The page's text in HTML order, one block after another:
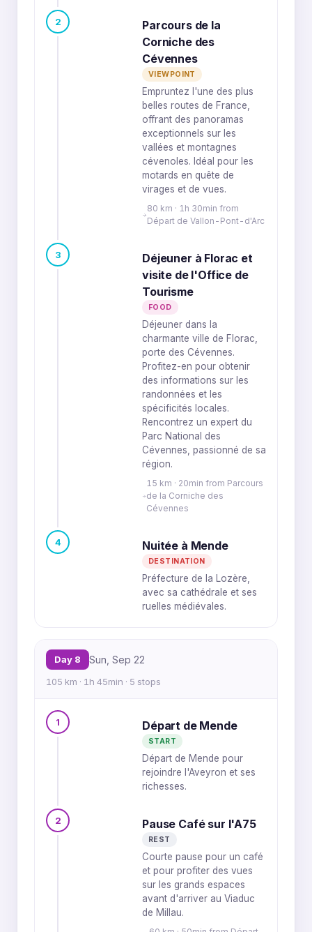
2
Parcours de la
Corniche des
Cévennes
VIEWPOINT
Empruntez l'une des plus
belles routes de France,
offrant des panoramas
exceptionnels sur les
vallées et montagnes
cévenoles. Idéal pour les
motards en quête de
virages et de vues.
80 km · 1h 30min from
Départ de Vallon-Pont-d'Arc
3
Déjeuner à Florac et
visite de l'Office de
Tourisme
FOOD
Déjeuner dans la
charmante ville de Florac,
porte des Cévennes.
Profitez-en pour obtenir
des informations sur les
randonnées et les
spécificités locales.
Rencontrez un expert du
Parc National des
Cévennes, passionné de sa
région.
15 km · 20min from Parcours
de la Corniche des
Cévennes
4 Nuitée à Mende
DESTINATION
Préfecture de la Lozère,
avec sa cathédrale et ses
ruelles médiévales.
Day 8 Sun, Sep 22
105 km · 1h 45min · 5 stops
1 Départ de Mende
START
Départ de Mende pour
rejoindre l'Aveyron et ses
richesses.
2 Pause Café sur l'A75
REST
Courte pause pour un café
et pour profiter des vues
sur les grands espaces
avant d'arriver au Viaduc
de Millau.